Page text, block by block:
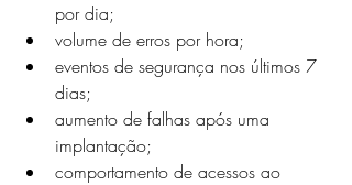
por dia;
volume de erros por hora;
eventos de segurança nos últimos 7
dias;
aumento de falhas após uma
implantação;
comportamento de acessos ao